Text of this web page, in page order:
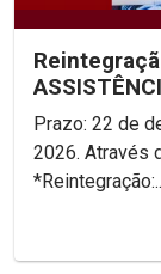
Prazo: 22 de
2026. Através do Portal do Aluno, via Requerimento.